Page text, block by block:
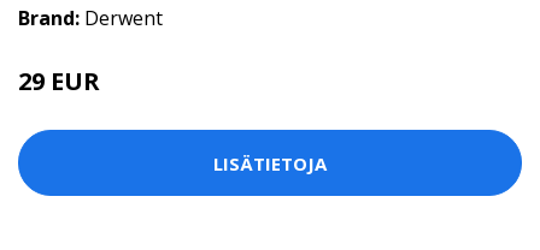
Brand: Derwent
29 EUR
LISÄTIETOJA